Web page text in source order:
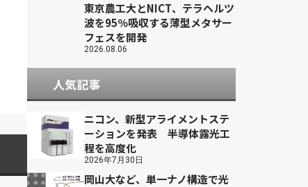
東京農工大とNICT、テラヘルツ
波を95％吸収する薄型メタサー
フェスを開発
2026.08.06
人気記事
ニコン、新型アライメントステ
ーションを発表 半導体露光工
程を高度化
2026年7月30日
岡山大など、単一ナノ構造で光